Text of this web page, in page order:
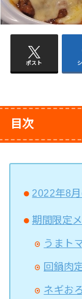
ポスト
目次
2022年8
期間限定
うまト
回鍋肉
ネギお